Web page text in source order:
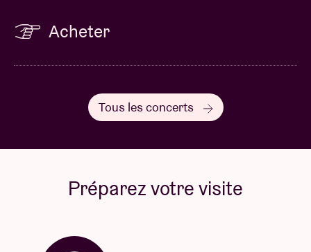
Acheter
Tous les concerts
Préparez votre visite